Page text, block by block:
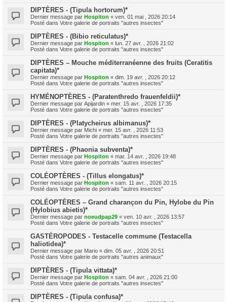
DIPTÈRES - (Tipula hortorum)*
Dernier message par Hospiton « ven. 01 mai , 2026 20:14
Posté dans Votre galerie de portraits "autres insectes"
DIPTÈRES - (Bibio reticulatus)*
Dernier message par Hospiton « lun. 27 avr. , 2026 21:02
Posté dans Votre galerie de portraits "autres insectes"
DIPTÈRES – Mouche méditerranéenne des fruits (Ceratitis
capitata)*
Dernier message par Hospiton « dim. 19 avr. , 2026 20:12
Posté dans Votre galerie de portraits "autres insectes"
HYMÉNOPTÈRES - (Paratenthredo frauenfeldii)*
Dernier message par Apijardin « mer. 15 avr. , 2026 17:35
Posté dans Votre galerie de portraits "autres insectes"
DIPTÈRES - (Platycheirus albimanus)*
Dernier message par Michi « mer. 15 avr. , 2026 11:53
Posté dans Votre galerie de portraits "autres insectes"
DIPTÈRES - (Phaonia subventa)*
Dernier message par Hospiton « mar. 14 avr. , 2026 19:48
Posté dans Votre galerie de portraits "autres insectes"
COLÉOPTÈRES - (Tillus elongatus)*
Dernier message par Hospiton « sam. 11 avr. , 2026 20:15
Posté dans Votre galerie de portraits "autres insectes"
COLÉOPTÈRES – Grand charançon du Pin, Hylobe du Pin
(Hylobius abietis)*
Dernier message par noeudpap29 « ven. 10 avr. , 2026 13:57
Posté dans Votre galerie de portraits "autres insectes"
GASTÉROPODES - Testacelle commune (Testacella
haliotidea)*
Dernier message par Mario « dim. 05 avr. , 2026 20:51
Posté dans Votre galerie de portraits "autres animaux"
DIPTÈRES - (Tipula vittata)*
Dernier message par Hospiton « sam. 04 avr. , 2026 21:00
Posté dans Votre galerie de portraits "autres insectes"
DIPTÈRES - (Tipula confusa)*